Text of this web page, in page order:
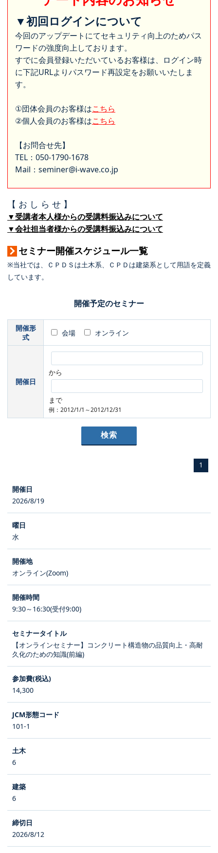
▼初回ログインについて
今回のアップデートにてセキュリティ向上のためパス
ワードの強度向上しております。
すでに会員登録いただいているお客様は、ログイン時
に下記URLよりパスワード再設定をお願いいたしま
す。
①団体会員のお客様はこちら
②個人会員のお客様はこちら
【お問合せ先】
TEL：050-1790-1678
Mail：seminer@i-wave.co.jp
【 お し ら せ 】
▼受講者本人様からの受講料振込みについて
▼会社担当者様からの受講料振込みについて
セミナー開催スケジュール一覧
※当社では、ＣＰＤＳは土木系、ＣＰＤは建築系として用語を定義
しています。
開催予定のセミナー
開催形
式
会場 オンライン
開催日
から
まで
例：2012/1/1～2012/12/31
1
2026/8/19
水
オンライン(Zoom)
9:30～16:30(受付9:00)
【オンラインセミナー】コンクリート構造物の品質向上・高耐
久化のための知識(前編)
14,300
101-1
6
6
2026/8/12